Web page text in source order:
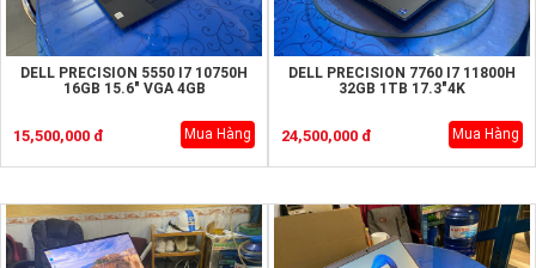
DELL PRECISION 5550 I7 10750H
16GB 15.6" VGA 4GB
15,500,000 đ Mua Hàng
DELL PRECISION 7760 I7 11800H
32GB 1TB 17.3"4K
24,500,000 đ Mua Hàng